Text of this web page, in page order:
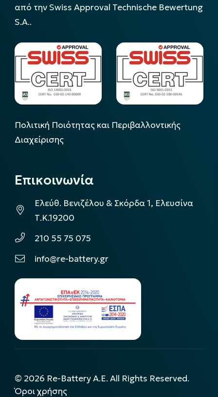
από την Swiss Approval Technische Bewertung
S.A..
Πολιτική Ποιότητας και Περιβαλλοντικής
Διαχείρισης
Επικοινωνία
Ελεύθ. Βενιζέλου & Σκόρδα 1, Ελευσίνα
Τ.Κ.19200
210 55 75 075
info@re-battery.gr
© 2026 Re-Battery A.E. All Rights Reserved.
Όροι χρήσης